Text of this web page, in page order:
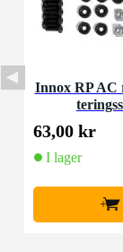
Innox RP AC
63,00 kr
I lager
+